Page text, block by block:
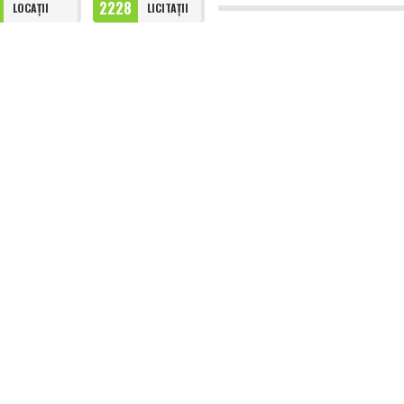
LOCAȚII 2228 LICITAȚII